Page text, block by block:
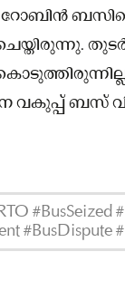
റോബിന്‍
വകുപ്പ് ബസ്
#BusSeized
#BusDispute